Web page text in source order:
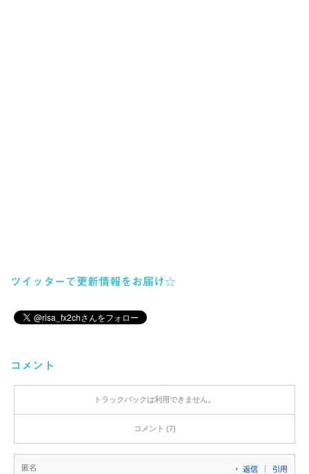
ツイッターで更新情報をお届け☆
コメント
トラックバックは利用できません。
コメント (7)
匿名 返信 引用